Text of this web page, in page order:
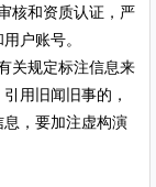
核和资质认证，严
户账号。
关规定标注信息来
用旧闻旧事的，
，要加注虚构演